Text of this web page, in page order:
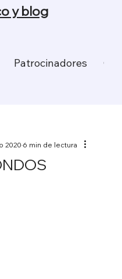
Patrocinadores
y blog
20206 min de lectura